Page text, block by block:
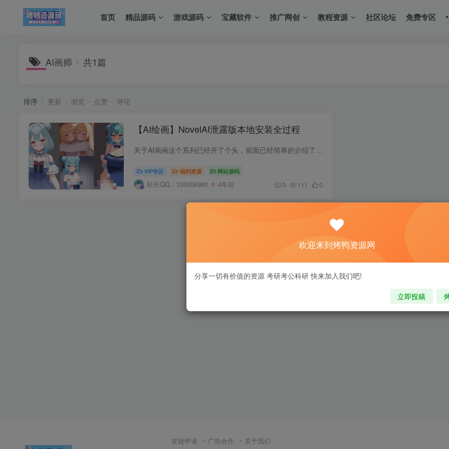
首页 精品源码 游戏源码 宝藏软件 推广网创 教程资源 社区论坛 免费专区
AI画师 共1篇
排序 更新 浏览 点赞 评论
【AI绘画】NovelAI泄露版本地安装全过程
关于AI画画这个系列已经开了个头，前面已经简单的介绍了stable-diffusion的一些效果和简单的使用方法。 这几天NovelAI模型泄露了。那就凑巧了，就以这个模型为例。完整的介绍一下stable-diffusi...
VIP专区 福利资源 网站源码
站长QQ：335006980 4年前 0 111 0
友链申请 广告合作 关于我们
欢迎来到烤鸭资源网
分享一切有价值的资源 考研考公科研 快来加入我们吧!
立即投稿